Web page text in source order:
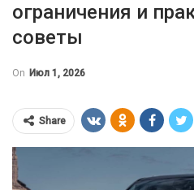
ограничения и
советы
On Июл 1, 2026
Share